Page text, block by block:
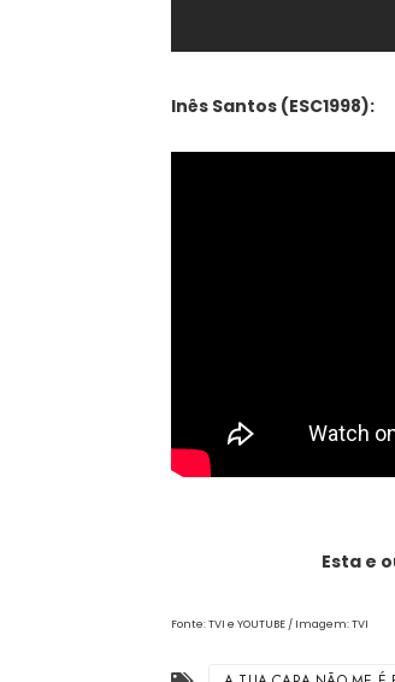
Inês Santos (ESC1998):
Esta e
Fonte:TVI e YOUTUBE / Imagem:TVI